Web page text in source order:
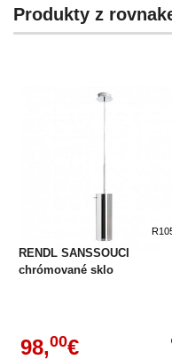
Produkty z
RENDL SANSSOUCI
chrómované sklo
98,00€